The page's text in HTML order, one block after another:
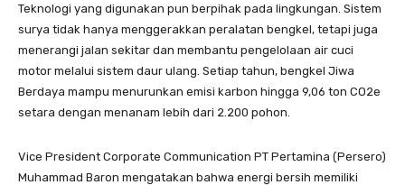
Teknologi yang digunakan pun berpihak pada lingkungan. Sistem
surya tidak hanya menggerakkan peralatan bengkel, tetapi juga
menerangi jalan sekitar dan membantu pengelolaan air cuci
motor melalui sistem daur ulang. Setiap tahun, bengkel Jiwa
Berdaya mampu menurunkan emisi karbon hingga 9,06 ton CO2e
setara dengan menanam lebih dari 2.200 pohon.
Vice President Corporate Communication PT Pertamina (Persero)
Muhammad Baron mengatakan bahwa energi bersih memiliki